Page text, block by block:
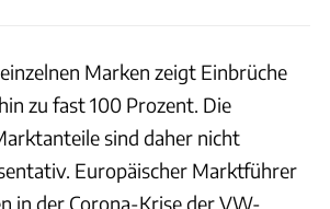
Marken zeigt Einbrüche
zu fast 100 Prozent. Die
sind daher nicht
Europäischer Marktführer
in der Corona-Krise der VW-